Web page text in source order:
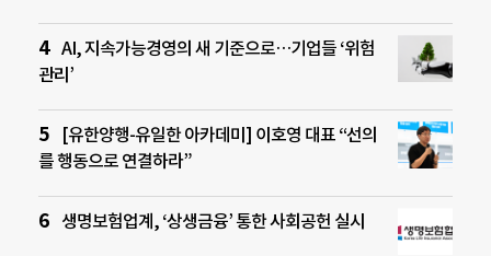
AI, 지속가능경영의 새 기준으로…기업들 ‘위험
관리’
[유한양행-유일한 아카데미] 이호영 대표 “선의
를 행동으로 연결하라”
생명보험업계, ‘상생금융’ 통한 사회공헌 실시